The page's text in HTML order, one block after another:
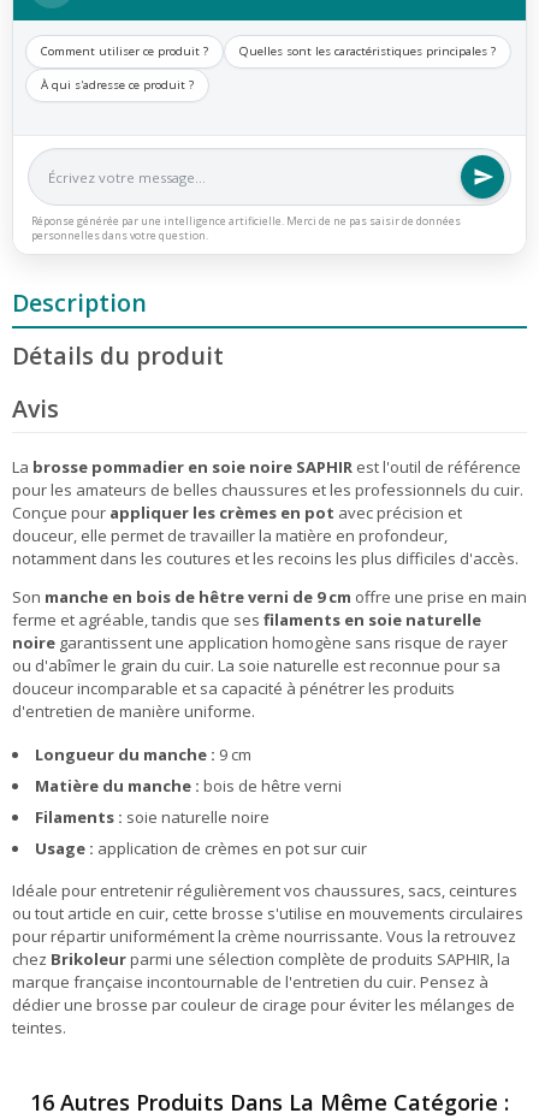
Comment utiliser ce produit ? Quelles sont les caractéristiques principales ?
À qui s'adresse ce produit ?
Réponse générée par une intelligence artificielle. Merci de ne pas saisir de données
personnelles dans votre question.
Description
Détails du produit
Avis
La brosse pommadier en soie noire SAPHIR est l'outil de référence
pour les amateurs de belles chaussures et les professionnels du cuir.
Conçue pour appliquer les crèmes en pot avec précision et
douceur, elle permet de travailler la matière en profondeur,
notamment dans les coutures et les recoins les plus difficiles d'accès.
Son manche en bois de hêtre verni de 9 cm offre une prise en main
ferme et agréable, tandis que ses filaments en soie naturelle
noire garantissent une application homogène sans risque de rayer
ou d'abîmer le grain du cuir. La soie naturelle est reconnue pour sa
douceur incomparable et sa capacité à pénétrer les produits
d'entretien de manière uniforme.
Longueur du manche : 9 cm
Matière du manche : bois de hêtre verni
Filaments : soie naturelle noire
Usage : application de crèmes en pot sur cuir
Idéale pour entretenir régulièrement vos chaussures, sacs, ceintures
ou tout article en cuir, cette brosse s'utilise en mouvements circulaires
pour répartir uniformément la crème nourrissante. Vous la retrouvez
chez Brikoleurparmi une sélection complète de produits SAPHIR, la
marque française incontournable de l'entretien du cuir. Pensez à
dédier une brosse par couleur de cirage pour éviter les mélanges de
teintes.
16 Autres Produits Dans La Même Catégorie :